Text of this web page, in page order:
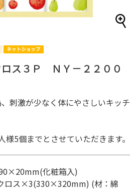
ス３Ｐ ＮＹ－２２００
刺激が少なく体にやさしいキッチ
5個までとさせていただきます。
化粧箱入)
ロス×3(330×320mm) (材：綿